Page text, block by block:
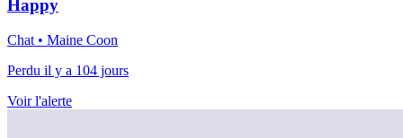
Happy
Chat • Maine Coon
Perdu il y a 104 jours
Voir l'alerte